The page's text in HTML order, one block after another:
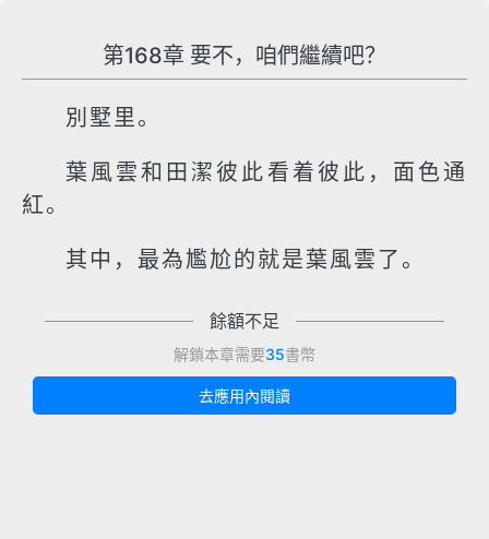
第168章 要不，咱們繼續吧？
別墅里。
葉風雲和田潔彼此看着彼此，面色通
紅。
其中，最為尷尬的就是葉風雲了。
餘額不足
解鎖本章需要35書幣
去應用內閱讀